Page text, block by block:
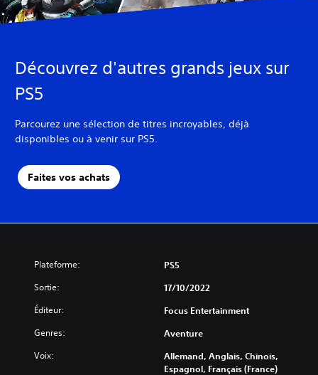
Découvrez d'autres grands jeux sur
PS5
Parcourez une sélection de titres incroyables, déjà
disponibles ou à venir sur PS5.
Faites vos achats
Plateforme: PS5
Sortie: 17/10/2022
Éditeur: Focus Entertainment
Genres: Aventure
Voix:
Allemand, Anglais, Chinois,
Espagnol, Français (France)